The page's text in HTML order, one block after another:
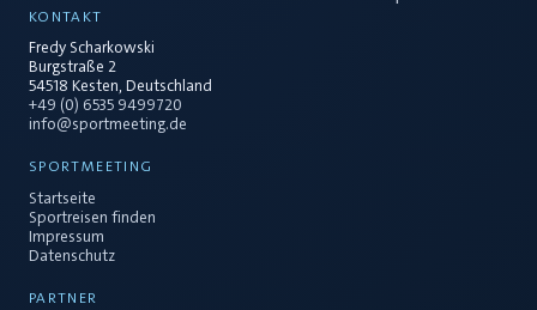
KONTAKT
Fredy Scharkowski
Burgstraße 2
54518 Kesten, Deutschland
+49 (0) 6535 9499720
info@sportmeeting.de
SPORTMEETING
Startseite
Sportreisen finden
Impressum
Datenschutz
PARTNER